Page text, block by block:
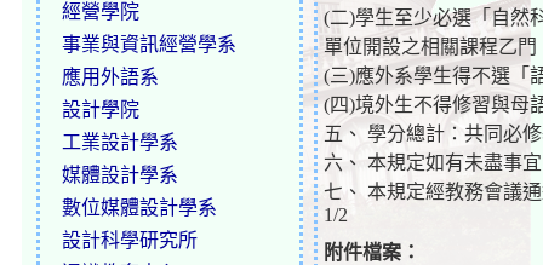
經營學院
事業與資訊經營學系
應用外語系
設計學院
工業設計學系
媒體設計學系
數位媒體設計學系
設計科學研究所
(二)學生至少必選「自然
單位開設之相關課程乙門
(三)應外系學生得不選「
(四)境外生不得修習與母
五、 學分總計：共同必
六、 本規定如有未盡事
七、 本規定經教務會議
1/2
附件檔案：